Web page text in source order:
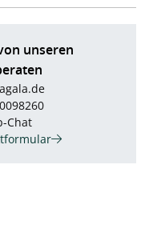
unseren
Chat